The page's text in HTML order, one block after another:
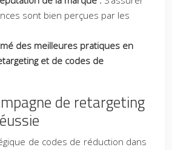
sont bien perçues par les
des meilleures pratiques en
et de codes de
de retargeting
de codes de réduction dans